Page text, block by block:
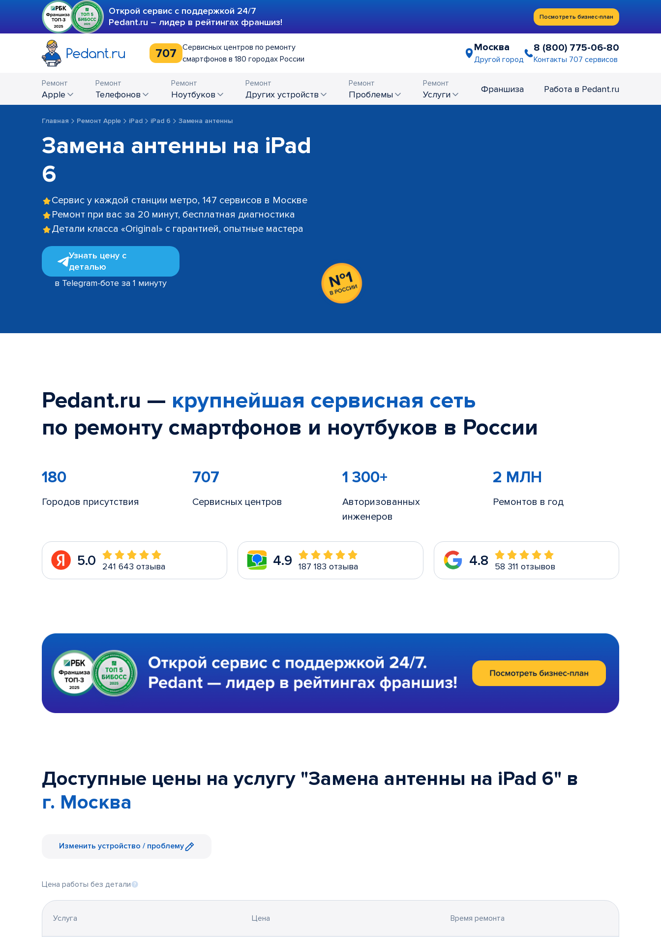
Открой сервис с поддержкой 24/7
Pedant.ru – лидер в рейтингах франшиз!
Посмотреть бизнес-план
707
Сервисных центров по ремонту
смартфонов в 180 городах России
Москва
Другой город
8 (800) 775-06-80
Контакты 707 сервисов
Ремонт
Apple
Ремонт
телефонов
Ремонт
ноутбуков
Ремонт
других устройств
Ремонт
проблемы
Ремонт
услуги Франшиза Работа в Pedant.ru
Главная Ремонт Apple iPad iPad 6 Замена антенны
Замена антенны на iPad
6
Сервис у каждой станции метро, 147 сервисов в Москве
Ремонт при вас за 20 минут, бесплатная диагностика
Детали класса «Original» с гарантией, опытные мастера
Узнать цену с
деталью
в Telegram-боте за 1 минуту
Pedant.ru — крупнейшая сервисная сеть
по ремонту смартфонов и ноутбуков в России
180
Городов присутствия
707
Сервисных центров
1 300+
Авторизованных
инженеров
2 МЛН
Ремонтов в год
5.0 241 643 отзыва 4.9 187 183 отзыва 4.8 58 311 отзывов
Доступные цены на услугу "Замена антенны на iPad 6" в
г. Москва
Изменить устройство / проблему
Цена работы без детали
Услуга Цена Время ремонта